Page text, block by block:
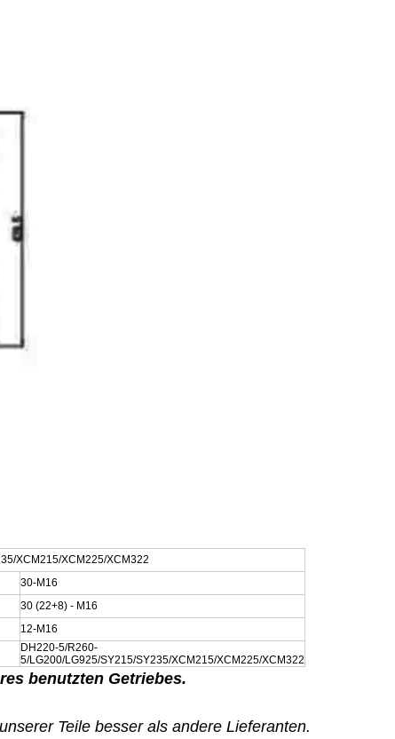
XCM215/XCM225/XCM322
30-M16
30 (22+8) - M16
12-M16
DH220-5/R260-
5/LG200/LG925/SY215/SY235/XCM215/XCM225/XCM322
benutzten Getriebes.
Teile besser als andere Lieferanten.